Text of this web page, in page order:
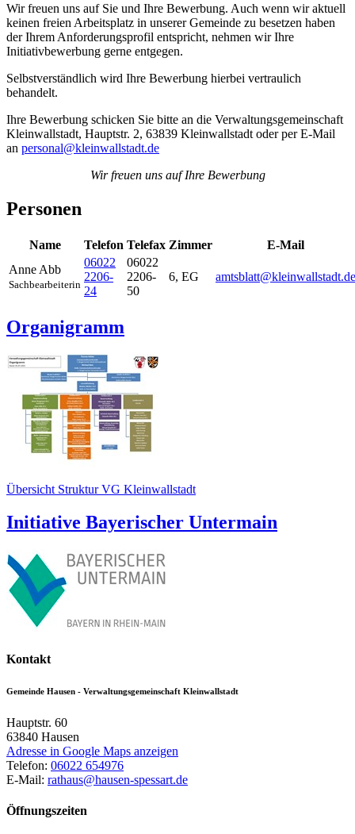
Wir freuen uns auf Sie und Ihre Bewerbung. Auch wenn wir aktuell
keinen freien Arbeitsplatz in unserer Gemeinde zu besetzen haben
der Ihrem Anforderungsprofil entspricht, nehmen wir Ihre
Initiativbewerbung gerne entgegen.
Selbstverständlich wird Ihre Bewerbung hierbei vertraulich
behandelt.
Ihre Bewerbung schicken Sie bitte an die Verwaltungsgemeinschaft
Kleinwallstadt, Hauptstr. 2, 63839 Kleinwallstadt oder per E-Mail
an personal@kleinwallstadt.de
Wir freuen uns auf Ihre Bewerbung
Personen
Name Telefon Telefax Zimmer
E-Mail
Anne Abb
Sachbearbeiterin
06022
2206-
24
06022
2206-
50
6, EG amtsblatt@kleinwallstadt.de
Organigramm
Übersicht Struktur VG Kleinwallstadt
Initiative Bayerischer Untermain
Kontakt
Gemeinde Hausen - Verwaltungsgemeinschaft Kleinwallstadt
Hauptstr. 60
63840 Hausen
Adresse in Google Maps anzeigen
Telefon: 06022 654976
E-Mail: rathaus@hausen-spessart.de
Öffnungszeiten